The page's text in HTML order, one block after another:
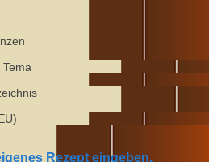
Rezept eingeben.